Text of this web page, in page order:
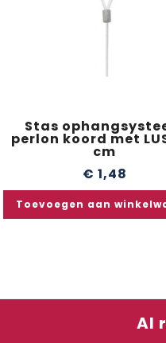
Stas
perlon koord met
cm
€ 1,48
Toevoegen aan
Al